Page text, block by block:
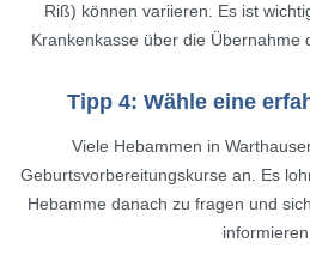
Riß) können variieren. Es ist
Krankenkasse über die Übernahme
Tipp 4: Wähle eine
Viele Hebammen in
Geburtsvorbereitungskurse an. Es
Hebamme danach zu fragen und